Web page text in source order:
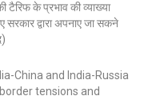
टैरिफ के प्रभाव की व्याख्या
द्वारा अपनाए जा सकने
China and India-Russia
tensions and